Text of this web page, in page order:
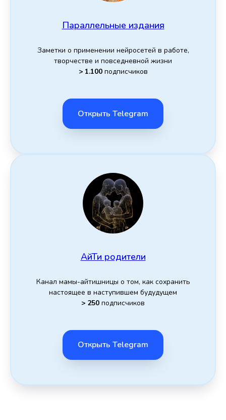
Параллельные издания
Заметки о применении нейросетей в работе,
творчестве и повседневной жизни
> 1.100подписчиков
Открыть Telegram
АйТи родители
Канал мамы-айтишницы о том, как сохранить
настоящее в наступившем будудущем
> 250 подписчиков
Открыть Telegram